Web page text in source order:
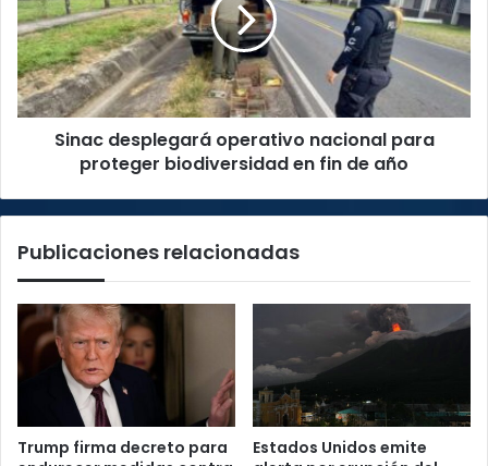
para
proteger
biodiversidad
en
fin
Sinac desplegará operativo nacional para
proteger biodiversidad en fin de año
Publicaciones relacionadas
Trump firma decreto para
Estados Unidos emite